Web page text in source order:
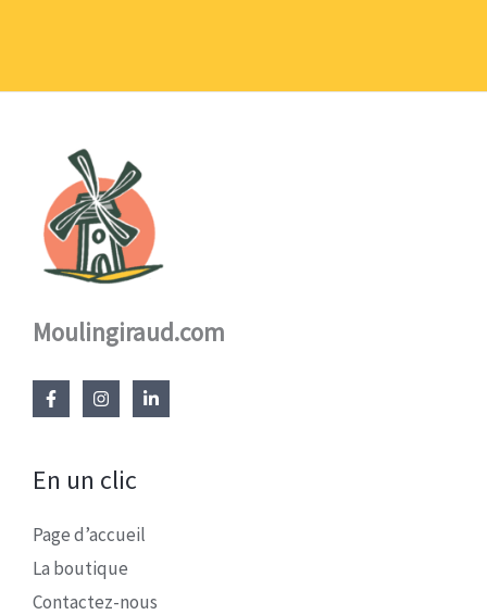
Moulingiraud.com
En un clic
Page d’accueil
La boutique
Contactez-nous